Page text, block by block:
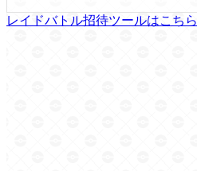
レイドバトル招待ツールはこちら